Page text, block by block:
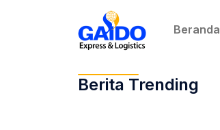
Beranda
Berita Trending